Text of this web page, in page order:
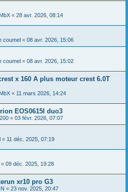
« 28 avr. 2026, 08:14
coumel « 08 avr. 2026, 15:06
coumel « 08 avr. 2026, 15:02
x 160 A plus moteur crest 6.0T
« 11 mars 2026, 14:24
EOS0615I duo3
« 03 févr. 2026, 07:07
« 11 déc. 2025, 07:19
« 09 déc. 2025, 19:28
xr10 pro G3
« 23 nov. 2025, 20:47